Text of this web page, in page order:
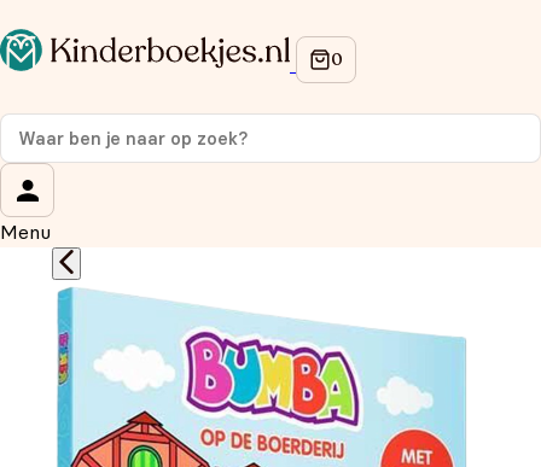
Menu
Op de hoogte blijven van onze acties?
Meld je aan voor onze nieuwsbrief en ontvang
korting
Wat is je voornaam?
Wat is je e-mailadres?
Aanmelden
We gebruiken je gegevens om contact op te nemen, in
overeenstemming met onsprivacybeleid.